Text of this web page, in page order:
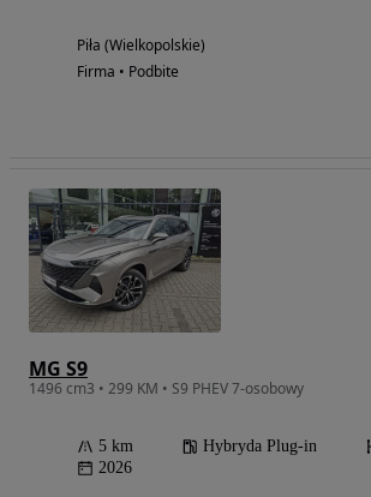
Piła (Wielkopolskie)
Firma • Podbite
MG S9
1496 cm3 • 299 KM • S9 PHEV 7-osobowy
5 km Hybryda Plug-in
2026